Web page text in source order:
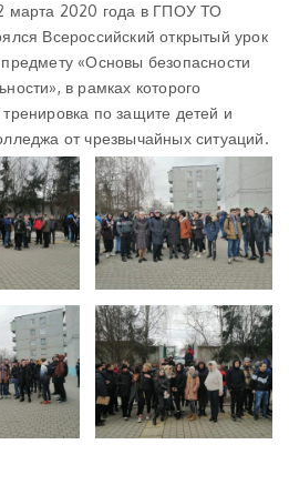
марта 2020 года в ГПОУ ТО
Всероссийский открытый урок
«Основы безопасности
в рамках которого
по защите детей и
от чрезвычайных ситуаций.